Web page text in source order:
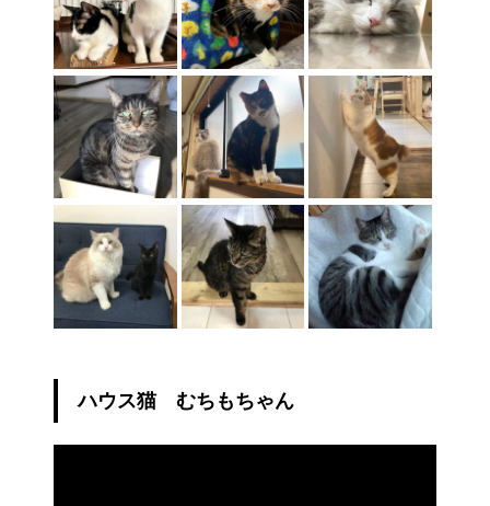
ハウス猫 むちもちゃん